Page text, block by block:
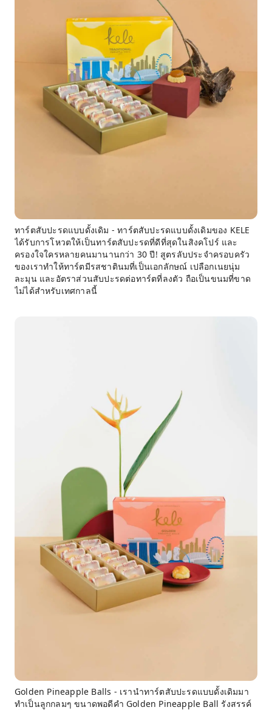
ทาร์ตสับปะรดแบบดั้งเดิม - ทาร์ตสับปะรดแบบดั้งเดิมของ KELE
ได้รับการโหวตให้เป็นทาร์ตสับปะรดที่ดีที่สุดในสิงคโปร์ และ
ครองใจใครหลายคนมานานกว่า 30 ปี! สูตรลับประจำครอบครัว
ของเราทำให้ทาร์ตมีรสชาตินมที่เป็นเอกลักษณ์ เปลือกเนยนุ่ม
ละมุน และอัตราส่วนสับปะรดต่อทาร์ตที่ลงตัว ถือเป็นขนมที่ขาด
ไม่ได้สำหรับเทศกาลนี้
Golden Pineapple Balls - เรานำทาร์ตสับปะรดแบบดั้งเดิมมา
ทำเป็นลูกกลมๆ ขนาดพอดีคำ Golden Pineapple Ball รังสรรค์